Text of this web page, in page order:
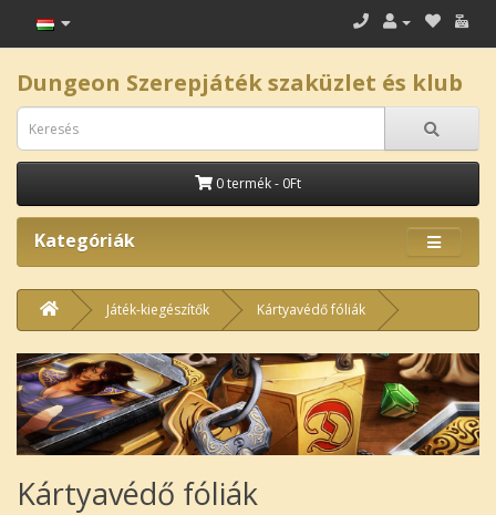
Dungeon Szerepjáték szaküzlet és klub
0 termék - 0Ft
Kategóriák
Játék-kiegészítők Kártyavédő fóliák
Kártyavédő fóliák